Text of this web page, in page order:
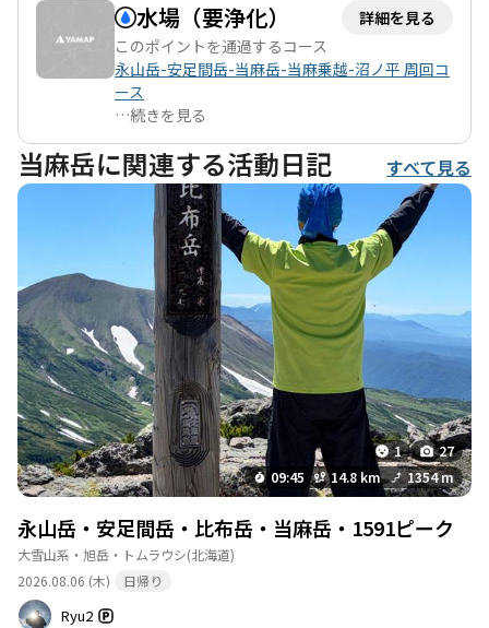
水場（要浄化）
詳細を見る
このポイントを通過するコース
永山岳-安足間岳-当麻岳-当麻乗越-沼ノ平 周回コ
ース
…続きを見る
当麻岳に関連する活動日記 すべて見る
1
27
09:45
14.8 km 1354 m
永山岳・安足間岳・比布岳・当麻岳・1591ピーク
大雪山系・旭岳・トムラウシ(北海道)
2026.08.06 (木)
日帰り
Ryu2